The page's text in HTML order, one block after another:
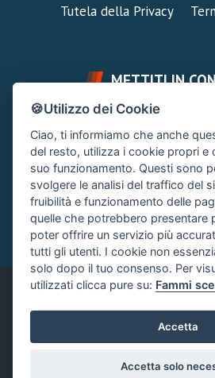
Tutela della Privacy
METTITI IN
FAI UNA DOMANDA
Chiedi un Consiglio
CONTATTA
Clicca quì
Italiano
© by ©XenTR |
🍪Utilizzo dei Cookie
Ciao, ti informiamo che anche
del resto, utilizza i cookie propri e
suo funzionamento. Questi sono
svolgere le analisi del traffico del
fruibilità e funzionamento delle
quelle che potrebbero presentare
poter offrire un servizio più
tutti gli utenti. I cookie non
solo dopo il tuo consenso. Per
utilizzati clicca pure su: Fammi
Accetta
Accetta solo